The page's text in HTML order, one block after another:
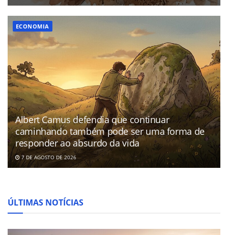
ECONOMIA
Albert Camus defendia que continuar
caminhando também pode ser uma forma de
responder ao absurdo da vida
7 DE AGOSTO DE 2026
ÚLTIMAS NOTÍCIAS